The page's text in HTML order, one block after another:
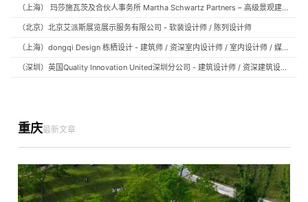
（上海） 玛莎施瓦茨及合伙人事务所 Martha Schwartz Partners – 高级景观建筑师 Senior Landscape Designer / 景观建筑师 Landscape Designer
（北京）北京艾派斯展览展示服务有限公司 - 软装设计师 / 陈列设计师
（上海）dongqi Design 栋栖设计 - 建筑师 / 资深室内设计师 / 室内设计师 / 媒体及公共关系主管 / 设计实习生（常年招聘）
（深圳）英国Quality Innovation United深圳分公司 - 建筑设计师 / 资深建筑设计师 / 室内设计师 / 设计实习生
重庆最新文章